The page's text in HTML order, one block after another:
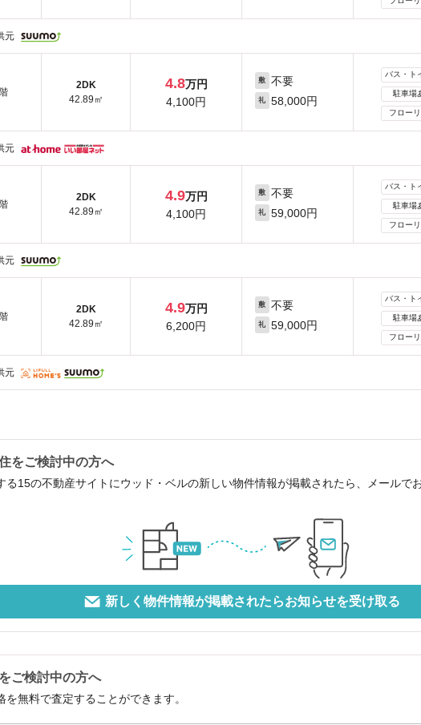
元
2DK
42.89㎡
4.8万円
4,100円
敷 不要
礼 58,000円
バス・ト
駐車場
フロー
元
2DK
42.89㎡
4.9万円
4,100円
敷 不要
礼 59,000円
バス・ト
駐車場
フロー
元
2DK
42.89㎡
4.9万円
6,200円
敷 不要
礼 59,000円
バス・ト
駐車場
フロー
元
をご検討中の方へ
る15の不動産サイトにウッド・ベルの新しい物件情報が掲載されたら、メールで
新しく物件情報が掲載されたらお知らせを受け取る
ご検討中の方へ
無料で査定することができます。